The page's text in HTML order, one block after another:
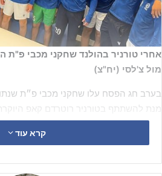
אחרי טורניר בהולנד שחקני מכבי פ"ת
מול צ'לסי (יח"צ)
מנת להשתתף בטורניר רוטרדם קאפ
קרא עוד